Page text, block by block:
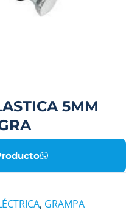
5MM
, GRAMPA